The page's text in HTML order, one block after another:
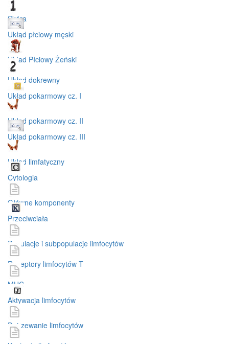
Skóra
Ukłąd płciowy męski
Układ Płciowy Żeński
Układ dokrewny
Układ pokarmowy cz. I
Układ pokarmowy cz. II
Układ pokarmowy cz. III
Układ limfatyczny
Cytologia
Główne komponenty
Przeciwciała
Populacje i subpopulacje limfocytów
Receptory limfocytów T
MHC
Aktywacja limfocytów
Dojrzewanie limfocytów